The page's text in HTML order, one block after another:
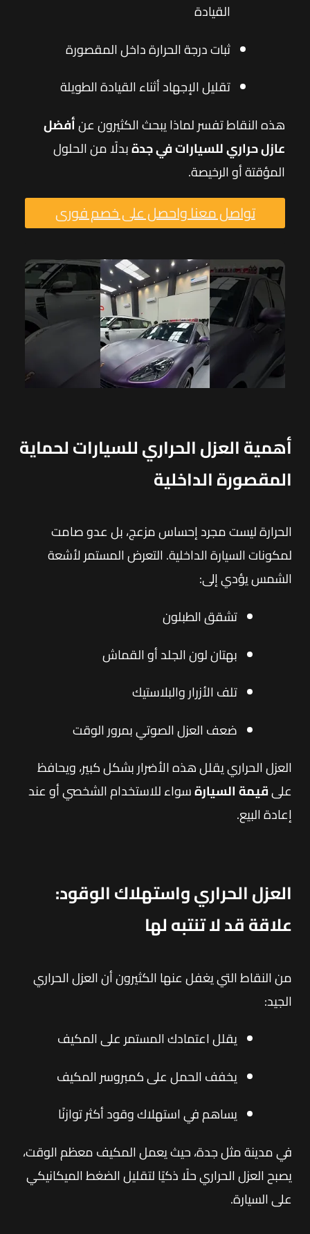
القيادة
ثبات درجة الحرارة داخل المقصورة
تقليل الإجهاد أثناء القيادة الطويلة
هذه النقاط تفسر لماذا يبحث الكثيرون عنأفضل
عازل حراري للسيارات في جدةبدلًا من الحلول
المؤقتة أو الرخيصة.
تواصل معنا واحصل على خصم فورى
أهمية العزل الحراري للسيارات لحماية
المقصورة الداخلية
الحرارة ليست مجرد إحساس مزعج، بل عدو صامت
لمكونات السيارة الداخلية. التعرض المستمر لأشعة
الشمس يؤدي إلى:
تشقق الطبلون
بهتان لون الجلد أو القماش
تلف الأزرار والبلاستيك
ضعف العزل الصوتي بمرور الوقت
العزل الحراري يقلل هذه الأضرار بشكل كبير، ويحافظ
علىقيمة السيارةسواء للاستخدام الشخصي أو عند
إعادة البيع.
العزل الحراري واستهلاك الوقود:
علاقة قد لا تنتبه لها
من النقاط التي يغفل عنها الكثيرون أن العزل الحراري
الجيد:
يقلل اعتمادك المستمر على المكيف
يخفف الحمل على كمبروسر المكيف
يساهم في استهلاك وقود أكثر توازنًا
في مدينة مثل جدة، حيث يعمل المكيف معظم الوقت،
يصبح العزل الحراري حلًا ذكيًا لتقليل الضغط الميكانيكي
على السيارة.